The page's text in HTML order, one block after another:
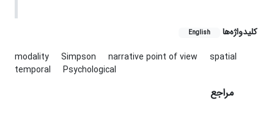
کلیدواژه‌ها English
modality Simpson narrative point of view
spatial
temporal
Psychological
مراجع